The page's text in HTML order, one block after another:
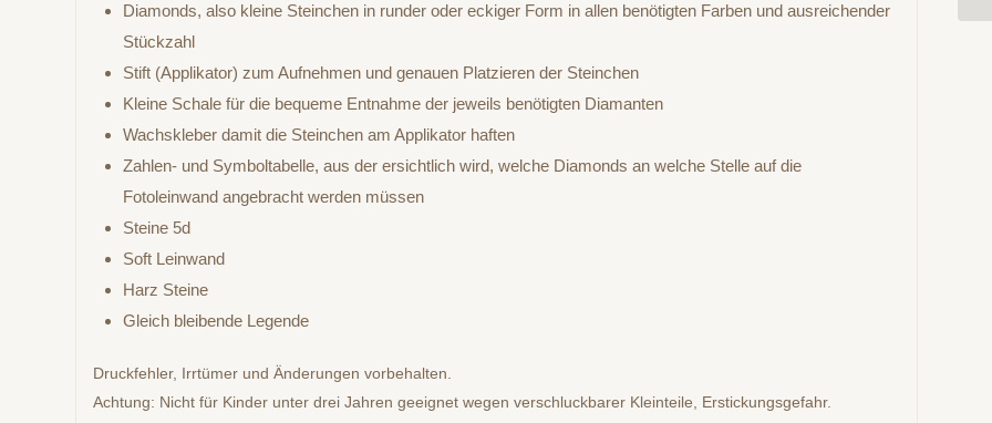
Diamonds, also kleine Steinchen in runder oder eckiger Form in allen benötigten Farben und ausreichender
Stückzahl
Stift (Applikator) zum Aufnehmen und genauen Platzieren der Steinchen
Kleine Schale für die bequeme Entnahme der jeweils benötigten Diamanten
Wachskleber damit die Steinchen am Applikator haften
Zahlen- und Symboltabelle, aus der ersichtlich wird, welche Diamonds an welche Stelle auf die
Fotoleinwand angebracht werden müssen
Steine 5d
Soft Leinwand
Harz Steine
Gleich bleibende Legende
Druckfehler, Irrtümer und Änderungen vorbehalten.
Achtung: Nicht für Kinder unter drei Jahren geeignet wegen verschluckbarer Kleinteile, Erstickungsgefahr.